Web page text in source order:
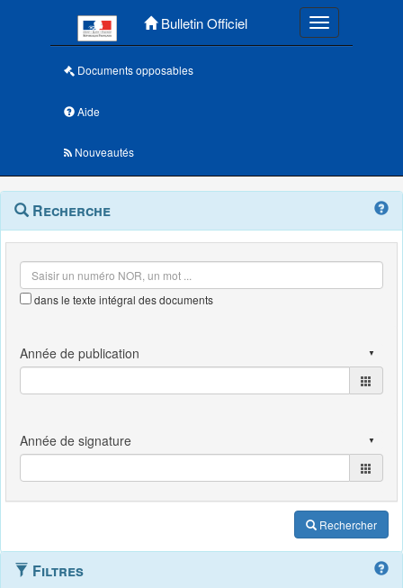
Bulletin Officiel Toggle
Documents opposables
Aide
Nouveautés
Navigation
outils
Menu
contextuel
Recherche
dans le texte intégral des documents
Rechercher
Filtres